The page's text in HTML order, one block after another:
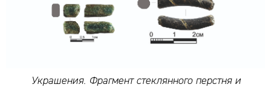
Украшения. Фрагмент стеклянного перстня и